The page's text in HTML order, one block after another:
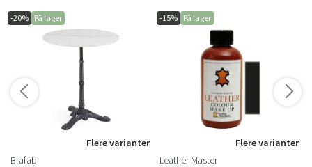
-20% På lager
Flere varianter
Brafab
-15% På lager
Flere varianter
Leather Master